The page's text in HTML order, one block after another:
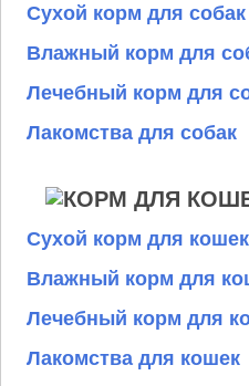
Сухой корм для собак
Влажный корм для
Лечебный корм для
Лакомства для собак
Сухой корм для кошек
Влажный корм для
Лечебный корм для
Лакомства для кошек